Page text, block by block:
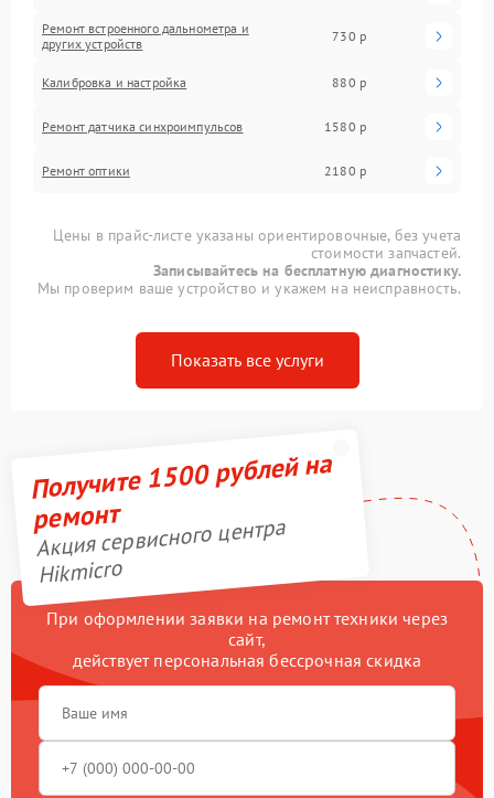
Ремонт встроенного дальнометра и
других устройств
730 р
Калибровка и настройка 880 р
Ремонт датчика синхроимпульсов 1580 р
Ремонт оптики 2180 р
Цены в прайс-листе указаны ориентировочные, без учета
стоимости запчастей.
Записывайтесь на бесплатную диагностику.
Мы проверим ваше устройство и укажем на неисправность.
Показать все услуги
Получите 1500 рублей на
ремонт
Акция сервисного центра
Hikmicro
При оформлении заявки на ремонт техники через
сайт,
действует персональная бессрочная скидка